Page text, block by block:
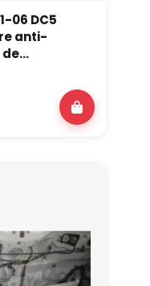
même
06 DC5
anti-